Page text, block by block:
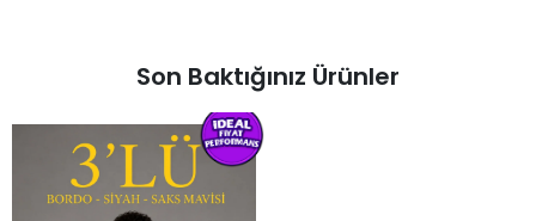
Son Baktığınız Ürünler